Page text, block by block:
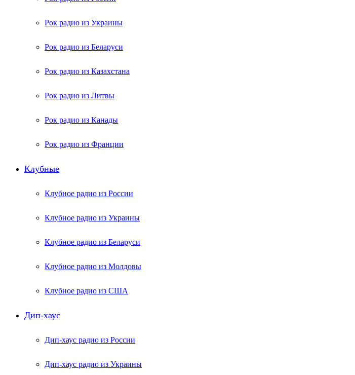
Рок радио из Украины
Рок радио из Беларуси
Рок радио из Казахстана
Рок радио из Литвы
Рок радио из Канады
Рок радио из Франции
Клубные
Клубное радио из России
Клубное радио из Украины
Клубное радио из Беларуси
Клубное радио из Молдовы
Клубное радио из США
Дип-хаус
Дип-хаус радио из России
Дип-хаус радио из Украины